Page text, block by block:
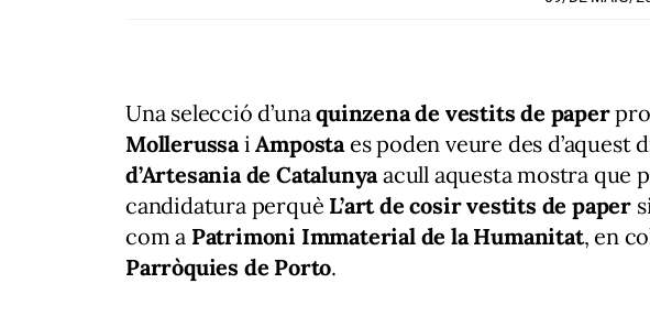
Una selecció d’unaquinzena de vestits de paper
MollerussaiAmpostaes poden veure des d’aquest
d’Artesania de Catalunyaacull aquesta mostra que
candidatura perquè L’art de cosir vestits de paper
com a Patrimoni Immaterial de la Humanitat, en
Parròquies de Porto.